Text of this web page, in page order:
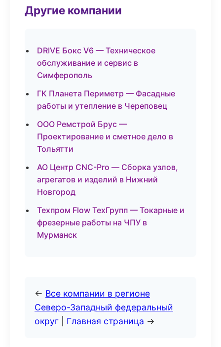
Другие компании
DRIVE Бокс V6 — Техническое
обслуживание и сервис в
Симферополь
ГК Планета Периметр — Фасадные
работы и утепление в Череповец
ООО Ремстрой Брус —
Проектирование и сметное дело в
Тольятти
АО Центр CNC-Pro — Сборка узлов,
агрегатов и изделий в Нижний
Новгород
Техпром Flow ТехГрупп — Токарные и
фрезерные работы на ЧПУ в
Мурманск
← Все компании в регионе
Северо-Западный федеральный
округ
Главная страница →